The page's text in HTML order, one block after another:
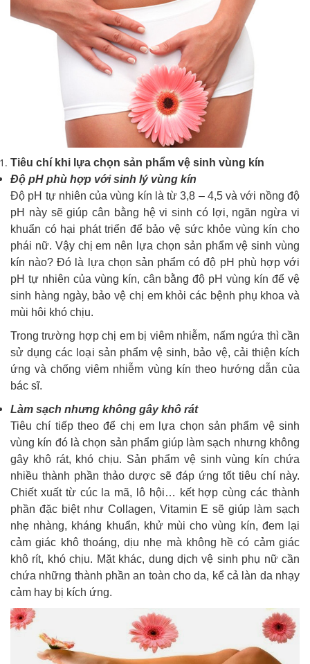
Tiêu chí khi lựa chọn sản phẩm vệ sinh vùng kín
Độ pH phù hợp với sinh lý vùng kín
Độ pH tự nhiên của vùng kín là từ 3,8 – 4,5 và với nồng độ
pH này sẽ giúp cân bằng hệ vi sinh có lợi, ngăn ngừa vi
khuẩn có hại phát triển để bảo vệ sức khỏe vùng kín cho
phái nữ. Vậy chị em nên lựa chọn sản phẩm vệ sinh vùng
kín nào? Đó là lựa chọn sản phẩm có độ pH phù hợp với
pH tự nhiên của vùng kín, cân bằng độ pH vùng kín để vệ
sinh hàng ngày, bảo vệ chị em khỏi các bệnh phụ khoa và
mùi hôi khó chịu.
Trong trường hợp chị em bị viêm nhiễm, nấm ngứa thì cần
sử dụng các loại sản phẩm vệ sinh, bảo vệ, cải thiện kích
ứng và chống viêm nhiễm vùng kín theo hướng dẫn của
bác sĩ.
Làm sạch nhưng không gây khô rát
Tiêu chí tiếp theo để chị em lựa chọn sản phẩm vệ sinh
vùng kín đó là chọn sản phẩm giúp làm sạch nhưng không
gây khô rát, khó chịu. Sản phẩm vệ sinh vùng kín chứa
nhiều thành phần thảo dược sẽ đáp ứng tốt tiêu chí này.
Chiết xuất từ cúc la mã, lô hội… kết hợp cùng các thành
phần đặc biệt như Collagen, Vitamin E sẽ giúp làm sạch
nhẹ nhàng, kháng khuẩn, khử mùi cho vùng kín, đem lại
cảm giác khô thoáng, dịu nhẹ mà không hề có cảm giác
khô rít, khó chịu. Mặt khác, dung dịch vệ sinh phụ nữ cần
chứa những thành phần an toàn cho da, kể cả làn da nhạy
cảm hay bị kích ứng.